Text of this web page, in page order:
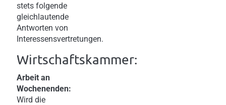
stets folgende
gleichlautende
Antworten von
Interessensvertretungen.
Wirtschaftskammer:
Arbeit an
Wochenenden:
Wird die